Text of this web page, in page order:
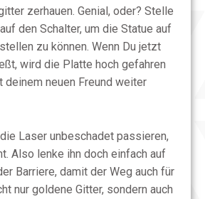
zerhauen. Genial, oder? Stelle
den Schalter, um die Statue auf
zu können. Wenn Du jetzt
wird die Platte hoch gefahren
deinem neuen Freund weiter
Laser unbeschadet passieren,
Also lenke ihn doch einfach auf
Barriere, damit der Weg auch für
nur goldene Gitter, sondern auch